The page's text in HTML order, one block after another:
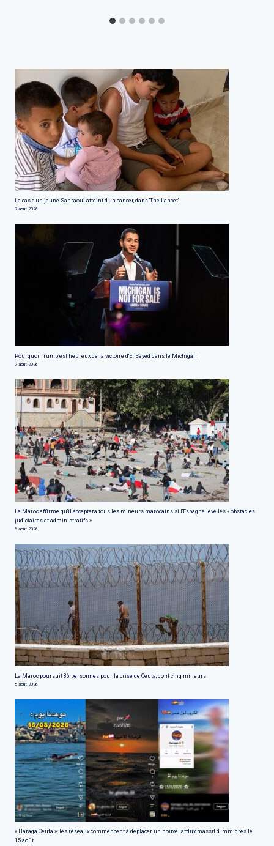
Le cas d'un jeune Sahraoui atteint d'un cancer, dans 'The Lancet'
7 août 2026
Pourquoi Trump est heureux de la victoire d'El Sayed dans le Michigan
7 août 2026
Le Maroc affirme qu'il acceptera tous les mineurs marocains si l'Espagne lève les « obstacles
judiciaires et administratifs »
6 août 2026
Le Maroc poursuit 86 personnes pour la crise de Ceuta, dont cinq mineurs
5 août 2026
« Haraga Ceuta »: les réseaux commencent à déplacer un nouvel afflux massif d'immigrés le
15 août